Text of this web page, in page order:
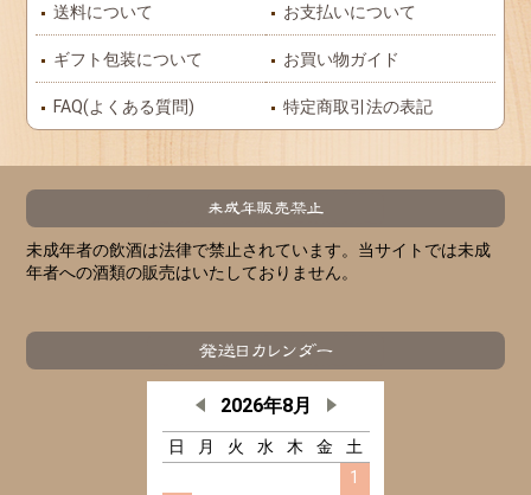
送料について お支払いについて
ギフト包装について お買い物ガイド
FAQ(よくある質問) 特定商取引法の表記
未成年者の飲酒は法律で禁止されています。当サイトでは未成
年者への酒類の販売はいたしておりません。
2026年8月
日 月 火 水 木 金
土
1